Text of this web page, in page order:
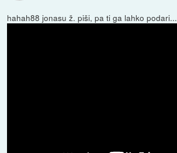
hahah88 jonasu ž. piši, pa ti ga lahko podari...